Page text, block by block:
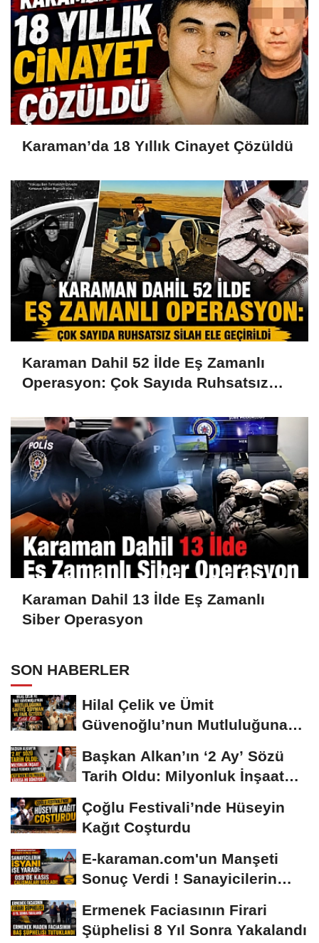
Karaman’da 18 Yıllık Cinayet Çözüldü
Karaman Dahil 52 İlde Eş Zamanlı
Operasyon: Çok Sayıda Ruhsatsız
Karaman Dahil 13 İlde Eş Zamanlı
Siber Operasyon
SON HABERLER
Hilal Çelik ve Ümit
Güvenoğlu’nun Mutluluğuna
Başkan Alkan’ın ‘2 Ay’ Sözü
Tarih Oldu: Milyonluk İnşaat
Çoğlu Festivali’nde Hüseyin
Kağıt Coşturdu
E-karaman.com'un Manşeti
Sonuç Verdi ! Sanayicilerin
Ermenek Faciasının Firari
Şüphelisi 8 Yıl Sonra Yakalandı